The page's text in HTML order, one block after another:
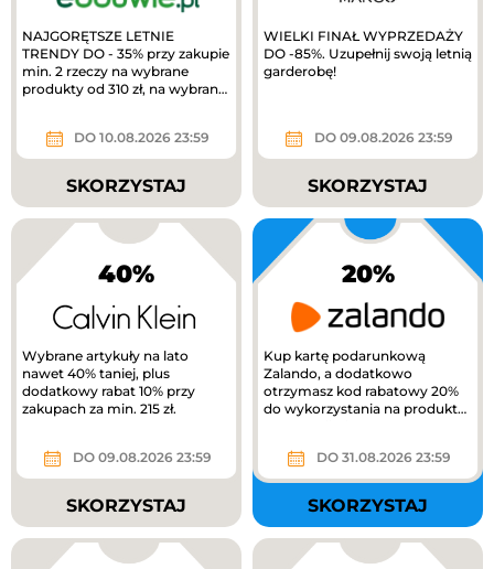
NAJGORĘTSZE LETNIE
TRENDY DO - 35% przy zakupie
min. 2 rzeczy na wybrane
produkty od 310 zł, na wybrane
DO 10.08.2026 23:59
SKORZYSTAJ
WIELKI FINAŁ WYPRZEDAŻY
DO -85%. Uzupełnij swoją letnią
garderobę!
DO 09.08.2026 23:59
SKORZYSTAJ
40%
Wybrane artykuły na lato
nawet 40% taniej, plus
dodatkowy rabat 10% przy
zakupach za min. 215 zł.
DO 09.08.2026 23:59
SKORZYSTAJ
20%
Kup kartę podarunkową
Zalando, a dodatkowo
otrzymasz kod rabatowy 20%
do wykorzystania na produkty
DO 31.08.2026 23:59
SKORZYSTAJ